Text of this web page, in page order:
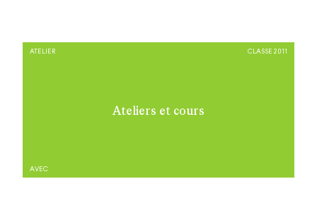
Ateliers et cours
ATELIER CLASSE 2011
AVEC